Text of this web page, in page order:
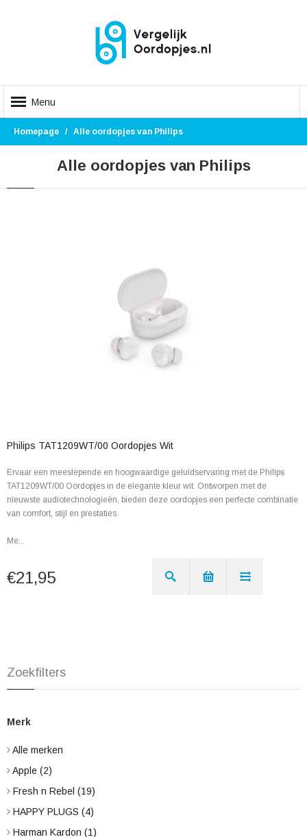
Menu
Homepage Alle oordopjes van Philips
Alle oordopjes van Philips
Philips TAT1209WT/00 Oordopjes Wit
Ervaar een meeslepende en hoogwaardige geluidservaring met de Philips
TAT1209WT/00 Oordopjes in de elegante kleur wit. Ontworpen met de
nieuwste audiotechnologieën, bieden deze oordopjes een perfecte combinatie
van comfort, stijl en prestaties.
Me...
€21,95
Zoekfilters
Merk
Alle merken
Apple (2)
Fresh n Rebel (19)
HAPPY PLUGS (4)
Harman Kardon (1)